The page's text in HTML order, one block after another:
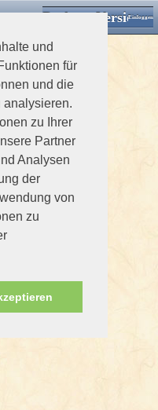
und
für
und die
analysieren.
zu Ihrer
Partner
Analysen
der
von
zu
Desktop VersionEinloggen